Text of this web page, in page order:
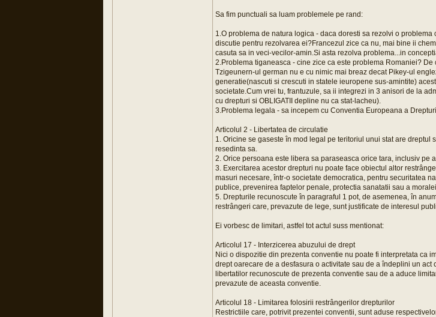
Sa fim punctuali sa luam problemele pe rand:
1.O problema de natura logica - daca doresti sa rezolvi o
discutie pentru rezolvarea ei?Francezul zice ca nu, mai bine ii
casuta sa in veci-vecilor-amin.Si asta rezolva problema...in
2.Problema tiganeasca - cine zice ca este problema Romaniei?
Tzigeunern-ul german nu e cu nimic mai breaz decat Pikey-ul
generatie(nascuti si crescuti in statele ieuropene sus-amintite)
societate.Cum vrei tu, frantuzule, sa ii integrezi in 3 anisori de la
cu drepturi si OBLIGATII depline nu ca stat-lacheu).
3.Problema legala - sa incepem cu Conventia Europeana a
Articolul 2 - Libertatea de circulatie
1. Oricine se gaseste în mod legal pe teritoriul unui stat are
resedinta sa.
2. Orice persoana este libera sa paraseasca orice tara, inclusiv pe
3. Exercitarea acestor drepturi nu poate face obiectul altor
masuri necesare, într-o societate democratica, pentru securitatea
publice, prevenirea faptelor penale, protectia sanatatii sau a
5. Drepturile recunoscute în paragraful 1 pot, de asemenea, în
restrângeri care, prevazute de lege, sunt justificate de interesul
Ei vorbesc de limitari, astfel tot actul suss mentionat:
Articolul 17 - Interzicerea abuzului de drept
Nici o dispozitie din prezenta conventie nu poate fi interpretata ca
drept oarecare de a desfasura o activitate sau de a îndeplini un
libertatilor recunoscute de prezenta conventie sau de a aduce
prevazute de aceasta conventie.
Articolul 18 - Limitarea folosirii restrângerilor drepturilor
Restrictiile care, potrivit prezentei conventii, sunt aduse